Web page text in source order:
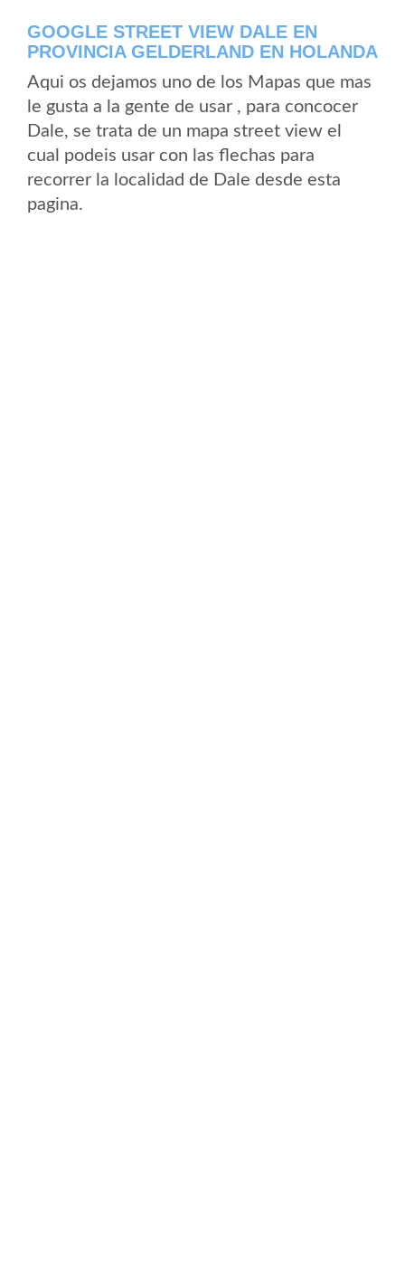
GOOGLE STREET VIEW DALE EN
PROVINCIA GELDERLAND EN HOLANDA
Aqui os dejamos uno de los Mapas que mas
le gusta a la gente de usar , para concocer
Dale, se trata de un mapa street view el
cual podeis usar con las flechas para
recorrer la localidad de Dale desde esta
pagina.